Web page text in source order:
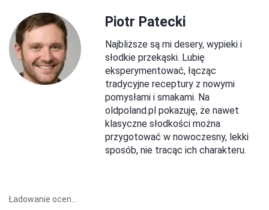
Piotr Patecki
Najbliższe są mi desery, wypieki i
słodkie przekąski. Lubię
eksperymentować, łącząc
tradycyjne receptury z nowymi
pomysłami i smakami. Na
oldpoland.pl pokazuję, że nawet
klasyczne słodkości można
przygotować w nowoczesny, lekki
sposób, nie tracąc ich charakteru.
Ładowanie ocen...